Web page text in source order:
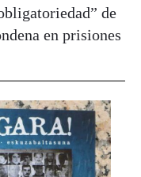
de
en prisiones